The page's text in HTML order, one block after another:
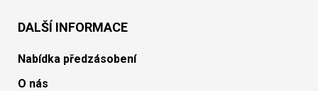
DALŠÍ INFORMACE
Nabídka předzásobení
O nás